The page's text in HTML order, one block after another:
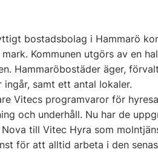
bostadsbolag i Hammarö
Kommunen utgörs av en
Hammaröbostäder äger,
samt ett antal lokaler.
Vitecs programvaror för
och underhåll. Nu har de
till Vitec Hyra som
för att alltid arbeta i den